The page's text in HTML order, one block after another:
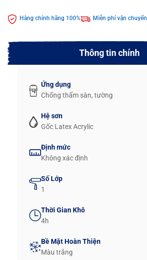
Hàng chính hãng 100% Miễn phí vận chuyển
Thông tin chính
Ứng dụng
Chống thấm sàn, tường
Hệ sơn
Gốc Latex Acrylic
Định mức
Không xác định
Số Lớp
1
Thời Gian Khô
4h
Bề Mặt Hoàn Thiện
Màu trắng